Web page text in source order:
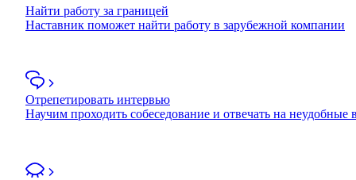
Найти работу за границей
Наставник поможет найти работу в зарубежной компании
Отрепетировать интервью
Научим проходить собеседование и отвечать на неудобные